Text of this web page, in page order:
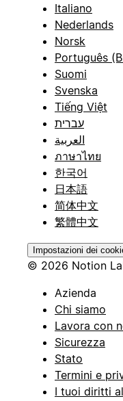
Italiano
Nederlands
Norsk
Português
Suomi
Svenska
Tiếng Việt
עברית
العربية
ภาษาไทย
한국어
日本語
简体中文
繁體中文
Impostazioni dei
© 2026 Notion
Azienda
Chi siamo
Lavora con
Sicurezza
Stato
Termini e
I tuoi diritti